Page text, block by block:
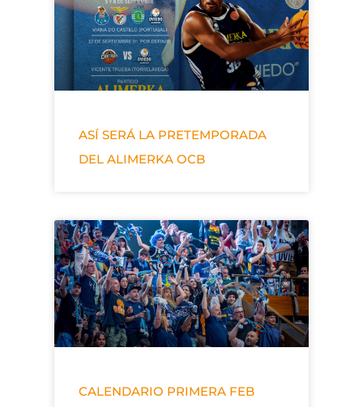
ASÍ SERÁ LA PRETEMPORADA
DEL ALIMERKA OCB
CALENDARIO PRIMERA FEB